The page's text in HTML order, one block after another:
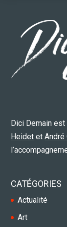
Dici Demain
Heidet etAndré
CATÉGORIES
Actualité
Art